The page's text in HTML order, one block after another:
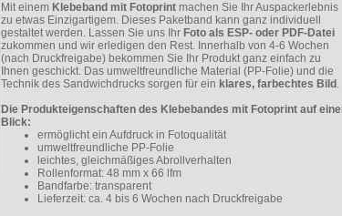
Mit einem Klebeband mit Fotoprint machen Sie Ihr Auspackerlebnis
zu etwas Einzigartigem. Dieses Paketband kann ganz individuell
gestaltet werden. Lassen Sie uns Ihr Foto als ESP- oder PDF-Datei
zukommen und wir erledigen den Rest. Innerhalb von 4-6 Wochen
(nach Druckfreigabe) bekommen Sie Ihr Produkt ganz einfach zu
Ihnen geschickt. Das umweltfreundliche Material (PP-Folie) und die
Technik des Sandwichdrucks sorgen für ein klares, farbechtes Bild .
Die Produkteigenschaften des Klebebandes mit Fotoprint auf
Blick:
ermöglicht ein Aufdruck in Fotoqualität
umweltfreundliche PP-Folie
leichtes, gleichmäßiges Abrollverhalten
Rollenformat: 48 mm x 66 lfm
Bandfarbe: transparent
Lieferzeit: ca. 4 bis 6 Wochen nach Druckfreigabe